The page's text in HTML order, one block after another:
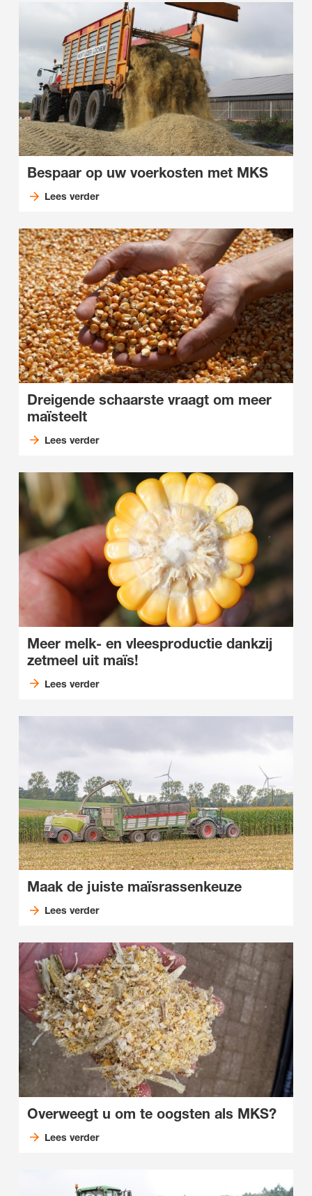
Bespaar op uw voerkosten met MKS
Lees verder
Dreigende schaarste vraagt om meer
maïsteelt
Lees verder
Meer melk- en vleesproductie dankzij
zetmeel uit maïs!
Lees verder
Maak de juiste maïsrassenkeuze
Lees verder
Overweegt u om te oogsten als MKS?
Lees verder